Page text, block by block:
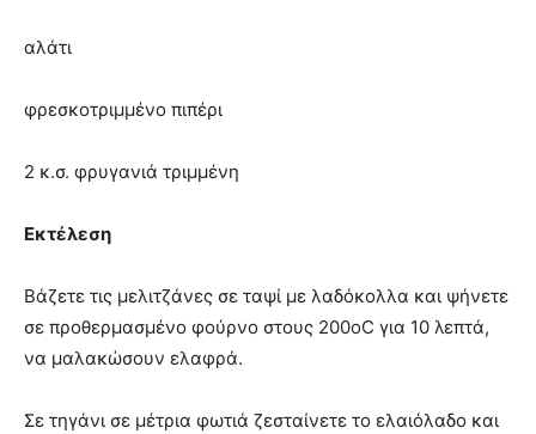
αλάτι
φρεσκοτριµµένο πιπέρι
2 κ.σ. φρυγανιά τριµµένη
Εκτέλεση
Βάζετε τις μελιτζάνες σε ταψί με λαδόκολλα και ψήνετε
σε προθερμασμένο φούρνο στους 200οC για 10 λεπτά,
να μαλακώσουν ελαφρά.
Σε τηγάνι σε μέτρια φωτιά ζεσταίνετε το ελαιόλαδο και